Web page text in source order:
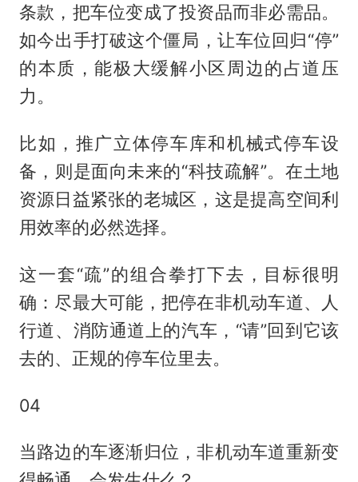
条款，把车位变成了投资品而非必需品。
如今出手打破这个僵局，让车位回归“停”
的本质，能极大缓解小区周边的占道压
力。
比如，推广立体停车库和机械式停车设
备，则是面向未来的“科技疏解”。在土地
资源日益紧张的老城区，这是提高空间利
用效率的必然选择。
这一套“疏”的组合拳打下去，目标很明
确：尽最大可能，把停在非机动车道、人
行道、消防通道上的汽车，“请”回到它该
去的、正规的停车位里去。
04
当路边的车逐渐归位，非机动车道重新变